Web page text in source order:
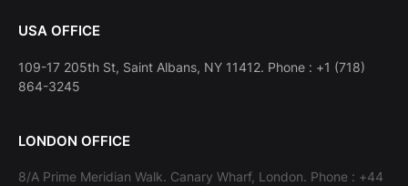
USA OFFICE
109-17 205th St, Saint Albans, NY 11412. Phone : +1 (718)
864-3245
LONDON OFFICE
8/A Prime Meridian Walk. Canary Wharf, London. Phone : +44